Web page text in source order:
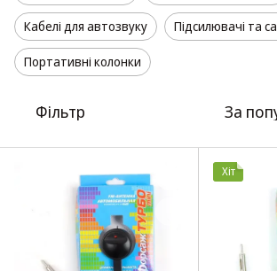
Кабелі для автозвуку Підсилювачі та
Портативні колонки
Фільтр За
Хіт